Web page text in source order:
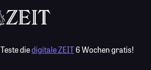
Teste diedigitale ZEIT6 Wochen gratis!